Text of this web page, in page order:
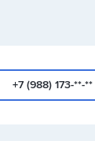
+7 (988) 173-**-**